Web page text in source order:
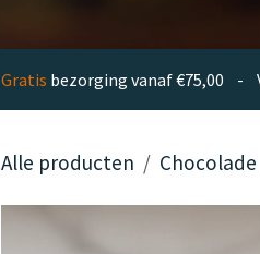
Gratis bezorging vanaf €75,00
Alle producten Chocolade